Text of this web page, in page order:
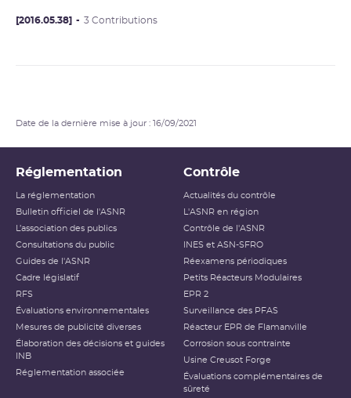
[2016.05.38] 3 Contributions
Date de la dernière mise à jour : 16/09/2021
Réglementation
La réglementation
Bulletin officiel de l'ASNR
L’association des publics
Consultations du public
Guides de l'ASNR
Cadre législatif
RFS
Évaluations environnementales
Mesures de publicité diverses
Élaboration des décisions et guides
INB
Réglementation associée
Contrôle
Actualités du contrôle
L'ASNR en région
Contrôle de l'ASNR
INES et ASN-SFRO
Réexamens périodiques
Petits Réacteurs Modulaires
EPR 2
Surveillance des PFAS
Réacteur EPR de Flamanville
Corrosion sous contrainte
Usine Creusot Forge
Évaluations complémentaires de
sûreté